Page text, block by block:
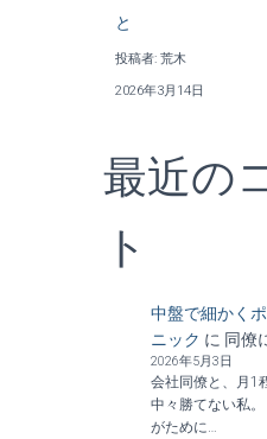
と
投稿者: 荒木
2026年3月14日
最近の
ト
中盤で細かく
ニック に 同僚
2026年5月3日
会社同僚と、月1
中々勝てない私
がために…